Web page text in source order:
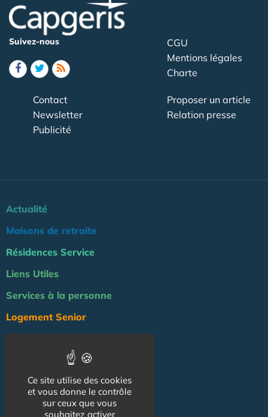
Suivez-nous
CGU
Mentions légales
Charte
Contact
Newsletter
Publicité
Proposer un article
Relation presse
Actualité
Maisons de retraite
Résidences Service
Liens Utiles
Services à la personne
Logement Senior
Emploi & formation
Professionnels
NOS AUTRES SITES :
Ce site utilise des cookies
et vous donne le contrôle
sur ceux que vous
souhaitez activer